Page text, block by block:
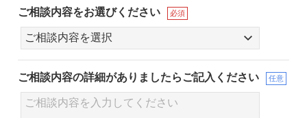
ご相談内容をお選びください 必須
ご相談内容の詳細がありましたらご記入ください 任意